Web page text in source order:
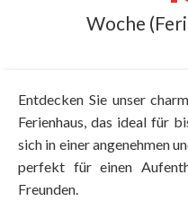
Woche
Entdecken Sie unser
Ferienhaus, das ideal für
sich in einer angenehmen
perfekt für einen
Freunden.